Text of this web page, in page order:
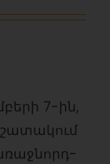
7-ին,